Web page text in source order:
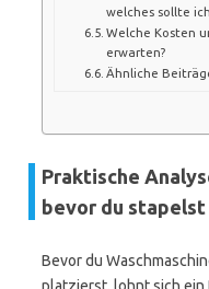
welches sollte
Welche Kosten
erwarten?
Ähnliche
Praktische
bevor du stapelst
Bevor du